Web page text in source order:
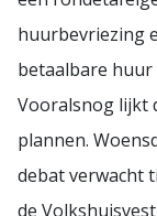
huurbevriezing
betaalbare huur
Vooralsnog lijkt
plannen.
debat verwacht
de